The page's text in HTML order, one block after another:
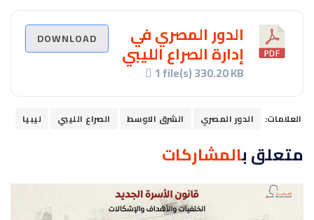
الدور المصري في
إدارة الصراع الليبي
1 file(s)330.20 KB
DOWNLOAD
العلامات: الدور المصري الشرق الاوسط الصراع الليبي ليبيا
متعلق بالمشاركات